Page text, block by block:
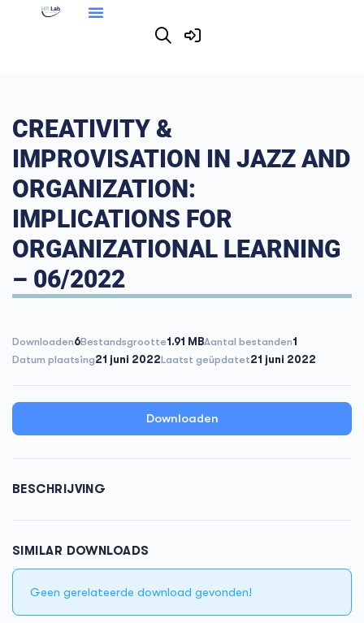
CREATIVITY &
IMPROVISATION IN JAZZ AND
ORGANIZATION:
IMPLICATIONS FOR
ORGANIZATIONAL LEARNING
– 06/2022
Downloaden6Bestandsgrootte1.91 MBAantal bestanden1
Datum plaatsing21 juni 2022Laatst geüpdatet21 juni 2022
Downloaden
BESCHRIJVING
SIMILAR DOWNLOADS
Geen gerelateerde download gevonden!